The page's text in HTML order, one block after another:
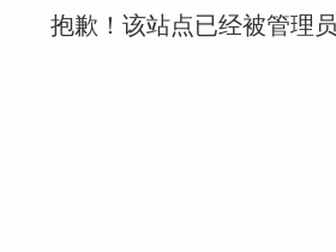
抱歉！该站点已经被管理